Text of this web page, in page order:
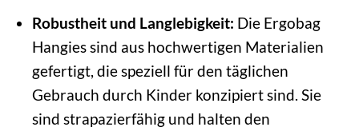
Robustheit und Langlebigkeit: Die Ergobag
Hangies sind aus hochwertigen Materialien
gefertigt, die speziell für den täglichen
Gebrauch durch Kinder konzipiert sind. Sie
sind strapazierfähig und halten den